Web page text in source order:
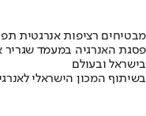
מבטיחים רציפות אנרגטית
פסגת האנרגיה במעמד שגריר
בישראל ובעולם
בשיתוף המכון הישראלי